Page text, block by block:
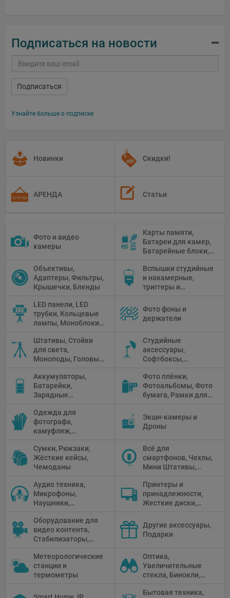
Подписаться на новости
Подписаться
Узнайте больше о подписке
Новинки Скидки!
АРЕНДА Статьи
Фото и видео
камеры
Карты памяти,
Батареи для камер,
Батарейные блоки,
Объективы,
Адаптеры, Фильтры,
Крышечки, Бленды
Вспышки студийные
и накамерные,
триггеры и
LED панели, LED
трубки, Кольцевые
лампы, Моноблоки,
Флуоресцентное и
галогенное
освещение
Фото фоны и
держатели
Штативы, Стойки
для света,
Моноподы, Головы
Студийные
аксессуары,
Софтбоксы,
Рефлекторы,
Отражатели,
Предметные
Аккумуляторы,
Батарейки,
Зарядные
питания, Солнечные
панели
Фото плёнки,
Фотоальбомы, Фото
бумага, Рамки для
камеры
Одежда для
фотографа,
камуфляж,
Экшн-камеры и
Дроны
Сумки, Рюкзаки,
Жёсткие кейсы,
Чемоданы
Всё для
смартфонов, Чехлы,
Мини Штативы,
Аудио техника,
Микрофоны,
Наушники,
микшеры, Кабели и
адаптеры
Принтеры и
принадлежности,
Жесткие диски,
Проекторы,
Графические
Планшеты, Бумага
Оборудование для
видео контента,
Стабилизаторы,
Мониторы,
Профессиональное
видео
Другие аксессуары,
Подарки
Метеорологические
станции и
термометры
Оптика,
Увеличительные
стекла, Бинокли,
Телескопы,
Бытовая техника,